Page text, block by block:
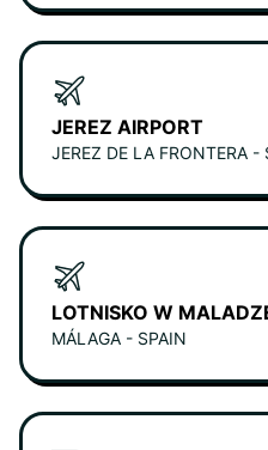
JEREZ AIRPORT
JEREZ DE LA FRONTERA -
LOTNISKO W
MÁLAGA - SPAIN